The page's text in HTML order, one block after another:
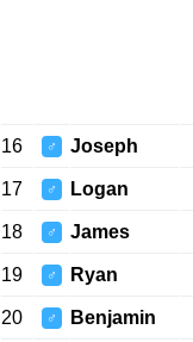
16 ♂ Joseph
17 ♂ Logan
18 ♂ James
19 ♂ Ryan
20 ♂ Benjamin